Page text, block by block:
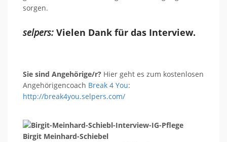
sorgen.
selpers: Vielen Dank für das Interview.
Sie sind Angehörige/r? Hier geht es zum kostenlosen
Angehörigencoach Break 4 You:
http://break4you.selpers.com/
Birgit Meinhard-Schiebel